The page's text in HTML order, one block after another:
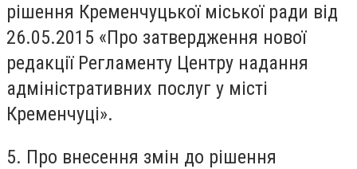
рішення Кременчуцької міської ради від
26.05.2015 «Про затвердження нової
редакції Регламенту Центру надання
адміністративних послуг у місті
Кременчуці».
5. Про внесення змін до рішення